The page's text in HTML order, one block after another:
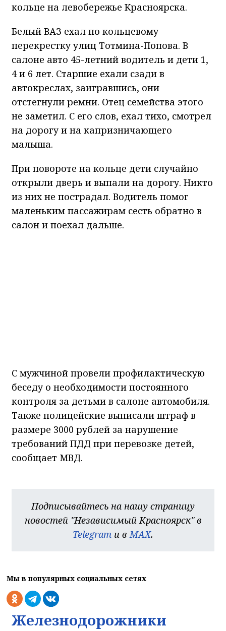
кольце на левобережье Красноярска.
Белый ВАЗ ехал по кольцевому
перекрестку улиц Тотмина-Попова. В
салоне авто 45-летний водитель и дети 1,
4 и 6 лет. Старшие ехали сзади в
автокреслах, заигравшись, они
отстегнули ремни. Отец семейства этого
не заметил. С его слов, ехал тихо, смотрел
на дорогу и на капризничающего
малыша.
При повороте на кольце дети случайно
открыли дверь и выпали на дорогу. Никто
из них не пострадал. Водитель помог
маленьким пассажирам сесть обратно в
салон и поехал дальше.
С мужчиной провели профилактическую
беседу о необходимости постоянного
контроля за детьми в салоне автомобиля.
Также полицейские выписали штраф в
размере 3000 рублей за нарушение
требований ПДД при перевозке детей,
сообщает МВД.
Подписывайтесь на нашу страницу
новостей "Независимый Красноярск" в
Telegram и вMAX.
Мы в популярных социальных сетях
Железнодорожники